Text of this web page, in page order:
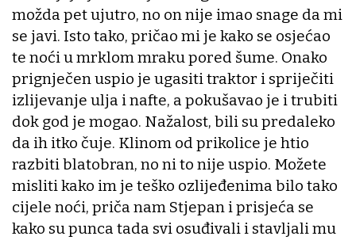
možda pet ujutro, no on nije imao snage da mi
se javi. Isto tako, pričao mi je kako se osjećao
te noći u mrklom mraku pored šume. Onako
prignječen uspio je ugasiti traktor i spriječiti
izlijevanje ulja i nafte, a pokušavao je i trubiti
dok god je mogao. Nažalost, bili su predaleko
da ih itko čuje. Klinom od prikolice je htio
razbiti blatobran, no ni to nije uspio. Možete
misliti kako im je teško ozlijeđenima bilo tako
cijele noći, priča nam Stjepan i prisjeća se
kako su punca tada svi osuđivali i stavljali mu